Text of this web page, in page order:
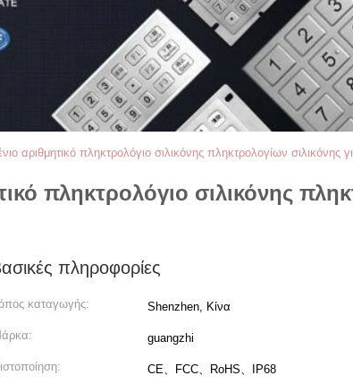
αριθμητικό πληκτρολόγιο σιλικόνης πληκτρολογίων σιλικόνης
πληκτρολόγιο σιλικόνης
πληροφορίες
καταγωγής: Shenzhen, Κίνα
guangzhi
CE、FCC、RoHS、IP68